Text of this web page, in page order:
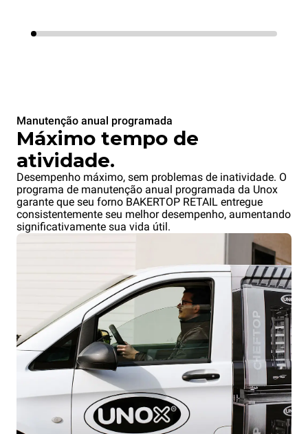
Manutenção anual programada
Máximo tempo de
atividade.
Desempenho máximo, sem problemas de inatividade. O
programa de manutenção anual programada da Unox
garante que seu forno BAKERTOP RETAIL entregue
consistentemente seu melhor desempenho, aumentando
significativamente sua vida útil.